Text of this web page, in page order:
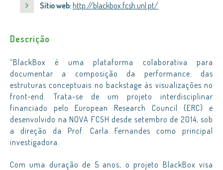
Sítio web: http://blackbox.fcsh.unl.pt/
Descrição
“BlackBox é uma plataforma colaborativa para
documentar a composição da performance: das
estruturas conceptuais no backstage às visualizações ​​no
front-end. Trata-se de um projeto interdisciplinar
financiado pelo European Research Council (ERC) e
desenvolvido na NOVA FCSH desde setembro de 2014, sob
a direção da Prof. Carla Fernandes como principal
investigadora.
Com uma duração de 5 anos, o projeto BlackBox visa